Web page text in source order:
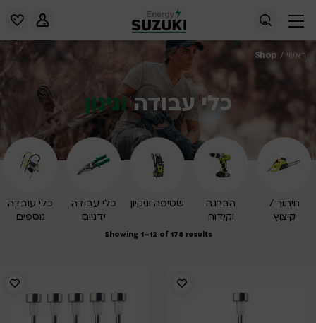
ראשי /
Shop
כלי עבודהוגינון
חיתוך /
קיצוץ
הברגה
וקידוח
שטיפה וניקיון
כלי עבודה
ידניים
כלי עובדה
נוספים
Showing 1–12 of 178 results